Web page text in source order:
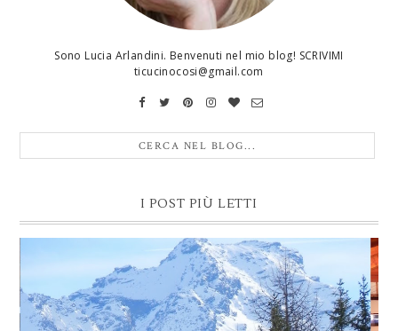
Sono Lucia Arlandini. Benvenuti nel mio blog! SCRIVIMI
ticucinocosi@gmail.com
I POST PIÙ LETTI